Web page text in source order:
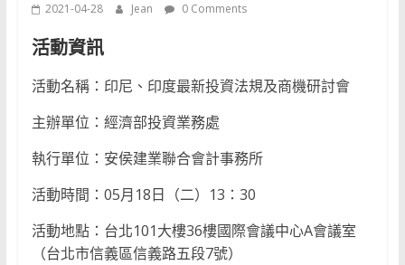
2021-04-28 Jean 0 Comments
活動資訊
活動名稱：印尼、印度最新投資法規及商機研討會
主辦單位：經濟部投資業務處
執行單位：安侯建業聯合會計事務所
活動時間：05月18日（二）13：30
活動地點：台北101大樓36樓國際會議中心A會議室
（台北市信義區信義路五段7號）